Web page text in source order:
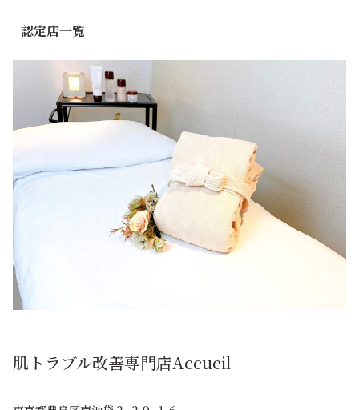
認定店一覧
肌トラブル改善専門店Accueil